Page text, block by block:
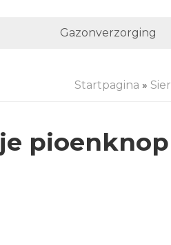
Gazonverzorging
Startpagina »